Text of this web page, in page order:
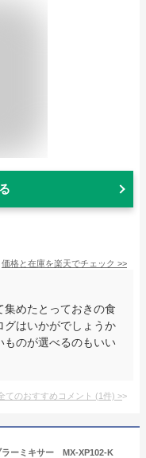
価格と在庫を楽天でチェック >>
集めたとっておきの食
グはいかがでしょうか
ものが選べるのもいい
てのおすすめコメント (1件) >
ーミキサー MX-XP102-K